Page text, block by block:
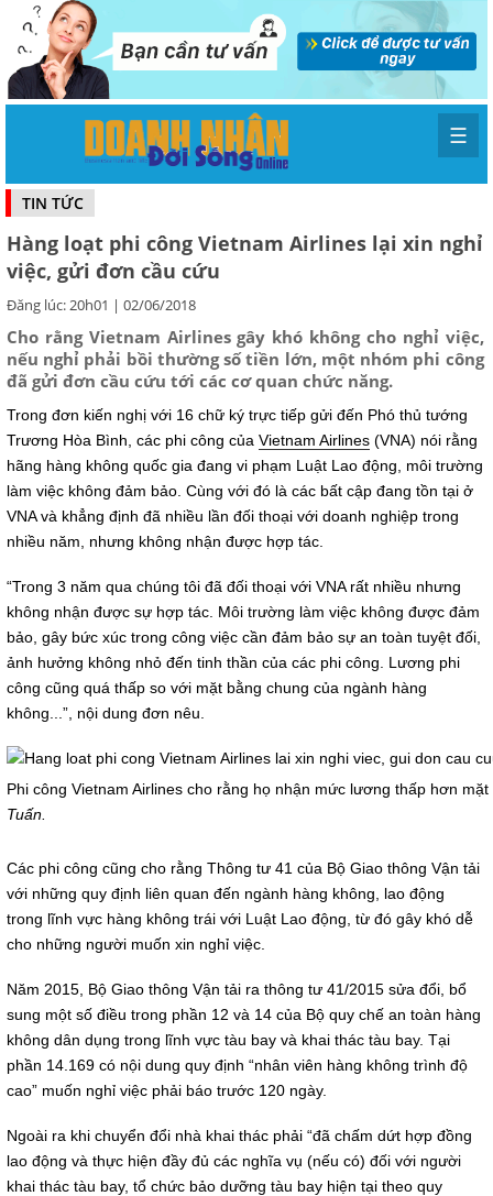
☰
TIN TỨC
Hàng loạt phi công Vietnam Airlines lại xin nghỉ
việc, gửi đơn cầu cứu
Đăng lúc: 20h01 | 02/06/2018
Cho rằng Vietnam Airlines gây khó không cho nghỉ việc,
nếu nghỉ phải bồi thường số tiền lớn, một nhóm phi công
đã gửi đơn cầu cứu tới các cơ quan chức năng.
Trong đơn kiến nghị với 16 chữ ký trực tiếp gửi đến Phó thủ tướng
Trương Hòa Bình, các phi công của Vietnam Airlines (VNA) nói rằng
hãng hàng không quốc gia đang vi phạm Luật Lao động, môi trường
làm việc không đảm bảo. Cùng với đó là các bất cập đang tồn tại ở
VNA và khẳng định đã nhiều lần đối thoại với doanh nghiệp trong
nhiều năm, nhưng không nhận được hợp tác.
“Trong 3 năm qua chúng tôi đã đối thoại với VNA rất nhiều nhưng
không nhận được sự hợp tác. Môi trường làm việc không được đảm
bảo, gây bức xúc trong công việc cần đảm bảo sự an toàn tuyệt đối,
ảnh hưởng không nhỏ đến tinh thần của các phi công. Lương phi
công cũng quá thấp so với mặt bằng chung của ngành hàng
không...”, nội dung đơn nêu.
Phi công Vietnam Airlines cho rằng họ nhận mức lương thấp hơn
Tuấn.
Các phi công cũng cho rằng Thông tư 41 của Bộ Giao thông Vận tải
với những quy định liên quan đến ngành hàng không, lao động
trong lĩnh vực hàng không trái với Luật Lao động, từ đó gây khó dễ
cho những người muốn xin nghỉ việc.
Năm 2015, Bộ Giao thông Vận tải ra thông tư 41/2015 sửa đổi, bổ
sung một số điều trong phần 12 và 14 của Bộ quy chế an toàn hàng
không dân dụng trong lĩnh vực tàu bay và khai thác tàu bay. Tại
phần 14.169 có nội dung quy định “nhân viên hàng không trình độ
cao” muốn nghỉ việc phải báo trước 120 ngày.
Ngoài ra khi chuyển đổi nhà khai thác phải “đã chấm dứt hợp đồng
lao động và thực hiện đầy đủ các nghĩa vụ (nếu có) đối với người
khai thác tàu bay, tổ chức bảo dưỡng tàu bay hiện tại theo quy